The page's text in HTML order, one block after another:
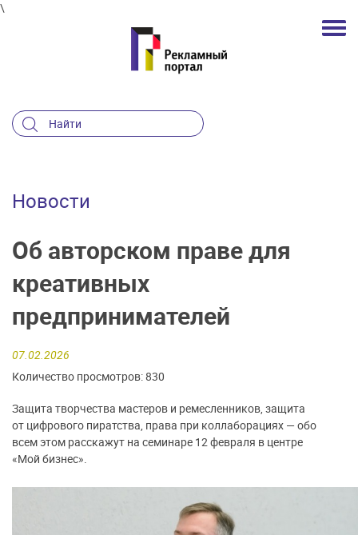
\
Новости
Об авторском праве для
креативных
предпринимателей
07.02.2026
Количество просмотров: 830
Защита творчества мастеров и ремесленников, защита
от цифрового пиратства, права при коллаборациях — обо
всем этом расскажут на семинаре 12 февраля в центре
«Мой бизнес».